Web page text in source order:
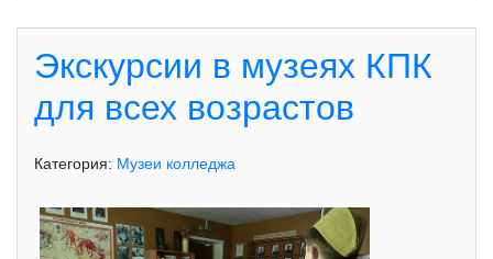
Экскурсии в музеях КПК
для всех возрастов
Категория: Музеи колледжа